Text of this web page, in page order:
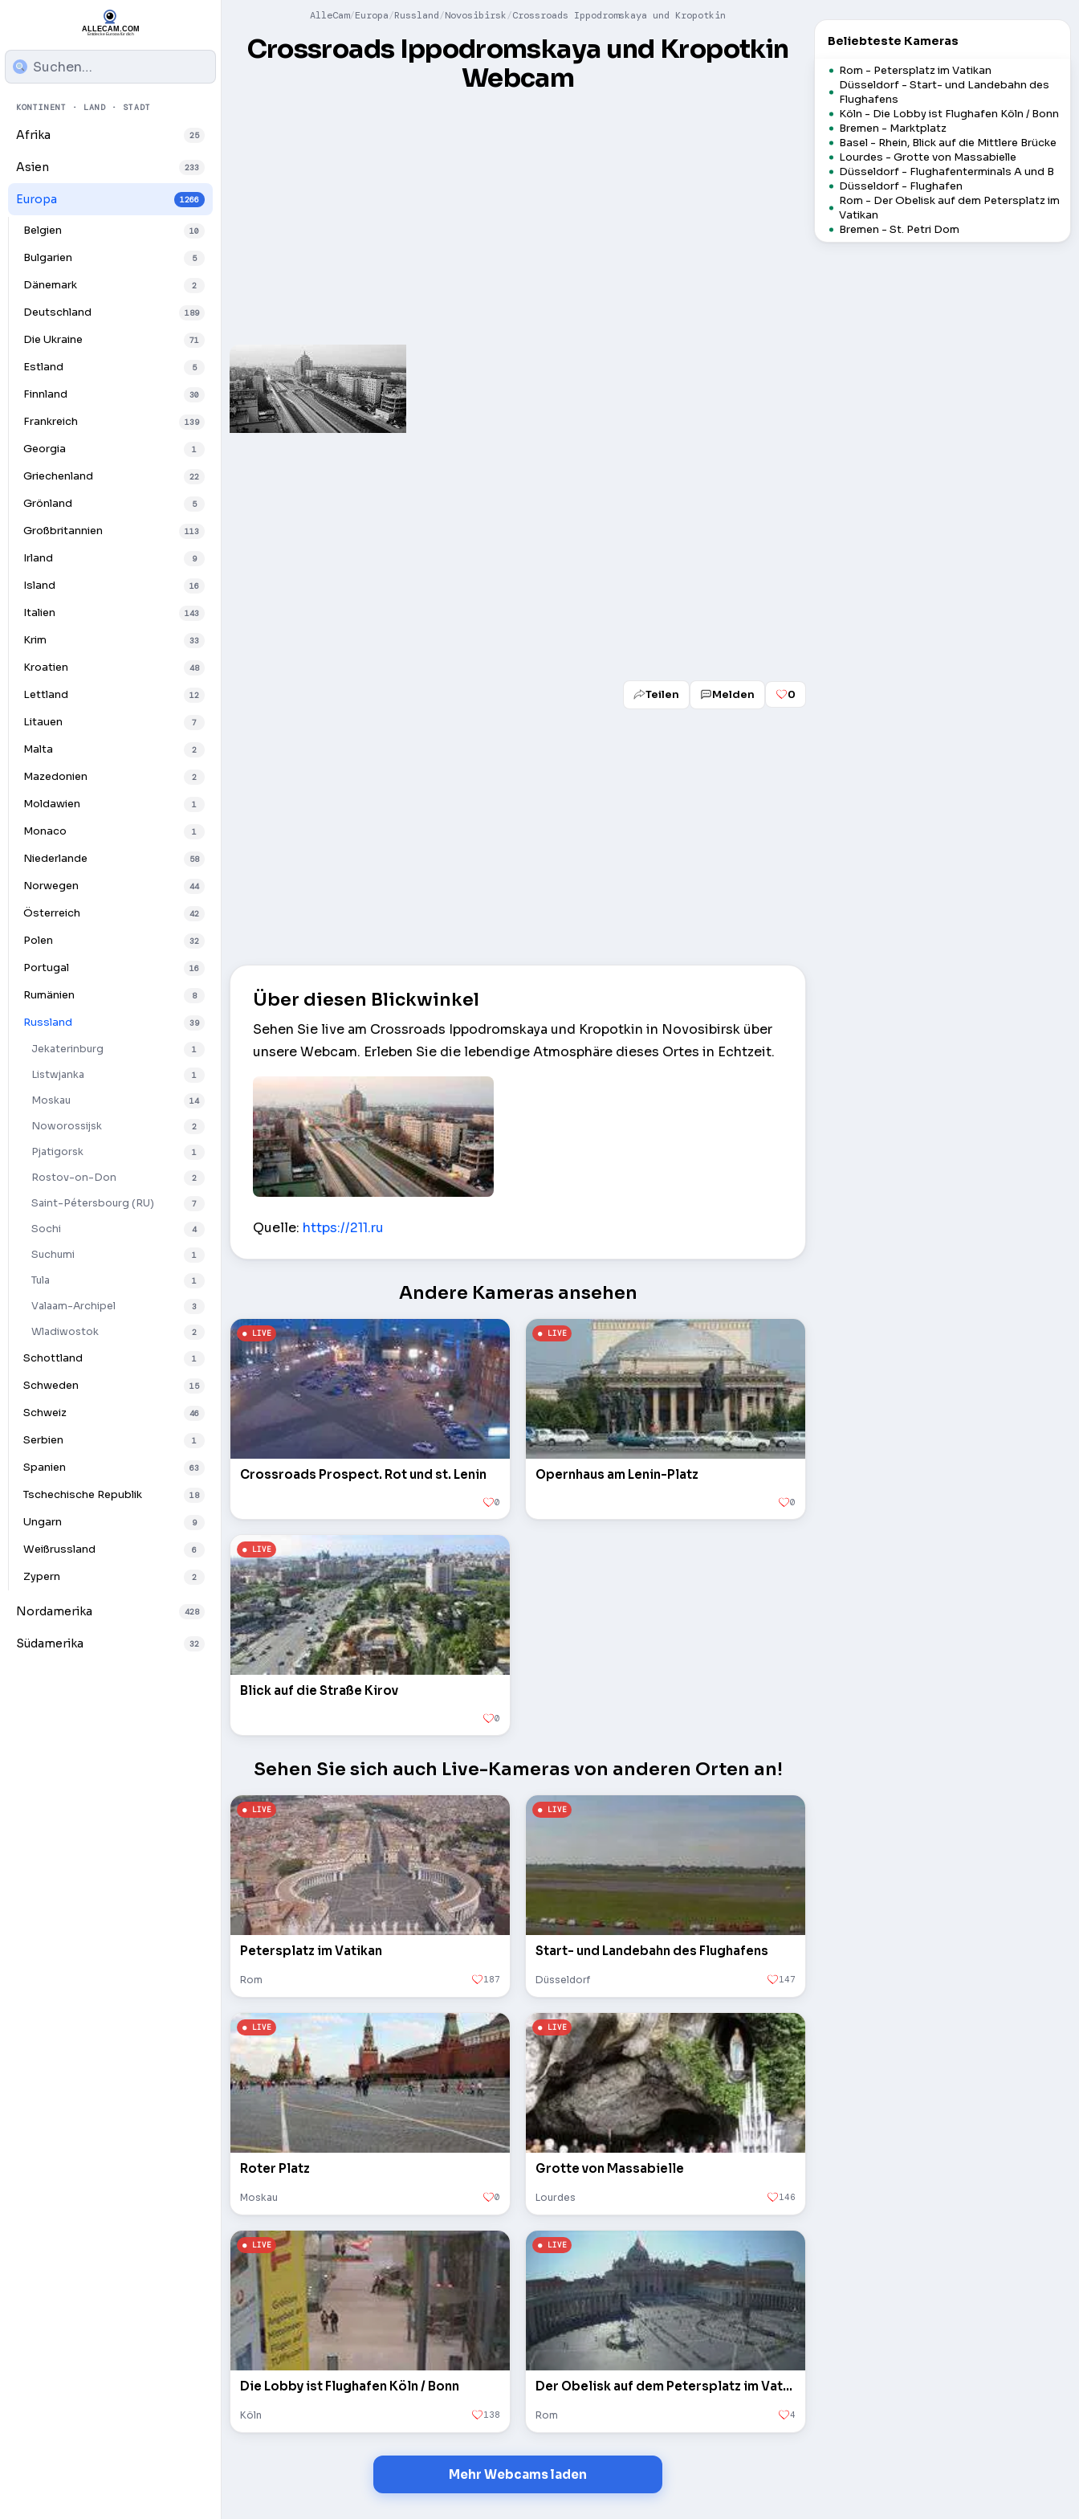
KONTINENT · LAND · STADT
Afrika 25
Asien 233
Europa 1266
Belgien 10
Bulgarien 5
Dänemark 2
Deutschland 189
Die Ukraine 71
Estland 5
Finnland 30
Frankreich 139
Georgia 1
Griechenland 22
Grönland 5
Großbritannien 113
Irland 9
Island 16
Italien 143
Krim 33
Kroatien 48
Lettland 12
Litauen 7
Malta 2
Mazedonien 2
Moldawien 1
Monaco 1
Niederlande 58
Norwegen 44
Österreich 42
Polen 32
Portugal 16
Rumänien 8
Russland 39
Jekaterinburg 1
Listwjanka 1
Moskau 14
Noworossijsk 2
Pjatigorsk 1
Rostov-on-Don 2
Saint-Pétersbourg (RU) 7
Sochi 4
Suchumi 1
Tula 1
Valaam-Archipel 3
Wladiwostok 2
Schottland 1
Schweden 15
Schweiz 46
Serbien 1
Spanien 63
Tschechische Republik 18
Ungarn 9
Weißrussland 6
Zypern 2
Nordamerika 428
Südamerika 32
AlleCam Europa Russland Novosibirsk Crossroads Ippodromskaya und Kropotkin
Crossroads Ippodromskaya und Kropotkin
Webcam
Teilen Melden 0
Über diesen Blickwinkel
Sehen Sie live am Crossroads Ippodromskaya und Kropotkin in Novosibirsk über
unsere Webcam. Erleben Sie die lebendige Atmosphäre dieses Ortes in Echtzeit.
Quelle: https://211.ru
Andere Kameras ansehen
Crossroads Prospect. Rot und st. Lenin
0
Opernhaus am Lenin-Platz
0
Blick auf die Straße Kirov
0
Sehen Sie sich auch Live-Kameras von anderen Orten an!
Petersplatz im Vatikan
Rom 187
Start- und Landebahn des Flughafens
Düsseldorf 147
Roter Platz
Moskau 0
Grotte von Massabielle
Lourdes 146
Die Lobby ist Flughafen Köln / Bonn
Köln 138
Der Obelisk auf dem Petersplatz im Vatikan
Rom 4
Mehr Webcams laden
Beliebteste Kameras
Rom - Petersplatz im Vatikan
Düsseldorf - Start- und Landebahn des
Flughafens
Köln - Die Lobby ist Flughafen Köln / Bonn
Bremen - Marktplatz
Basel - Rhein, Blick auf die Mittlere Brücke
Lourdes - Grotte von Massabielle
Düsseldorf - Flughafenterminals A und B
Düsseldorf - Flughafen
Rom - Der Obelisk auf dem Petersplatz im
Vatikan
Bremen - St. Petri Dom